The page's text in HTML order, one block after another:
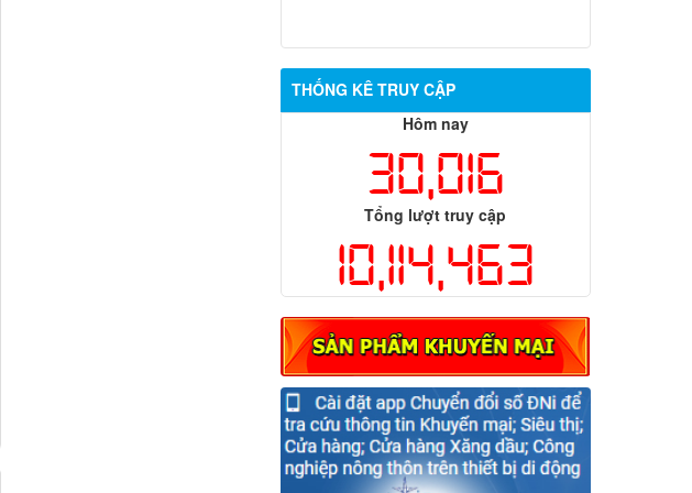
THỐNG KÊ TRUY CẬP
Hôm nay
30,016
Tổng lượt truy cập
10,114,463